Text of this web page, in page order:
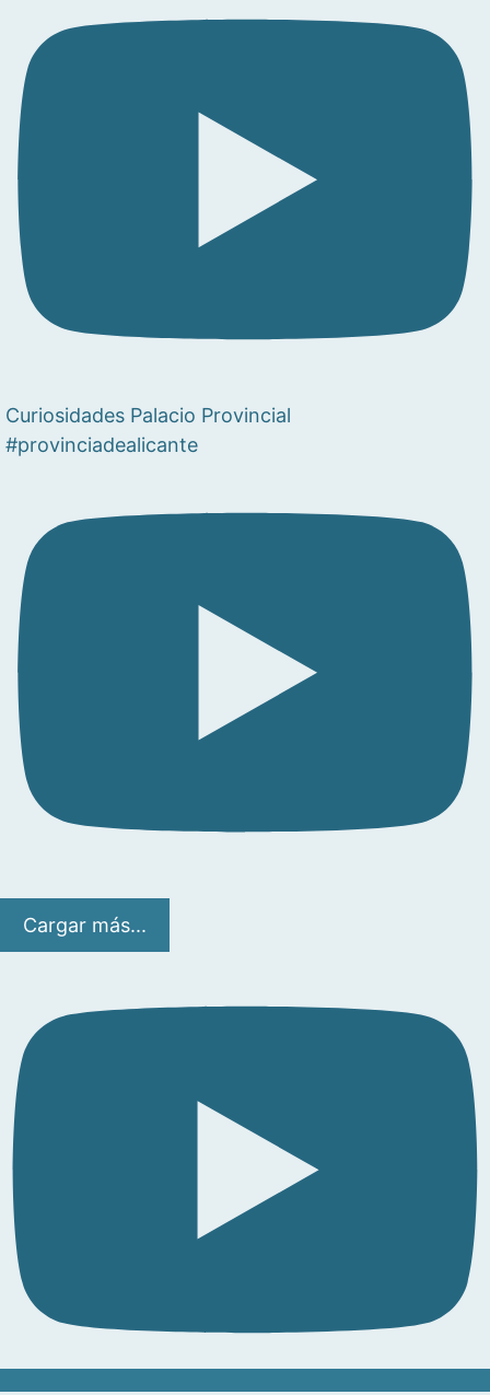
Curiosidades Palacio Provincial
#provinciadealicante
Cargar más...